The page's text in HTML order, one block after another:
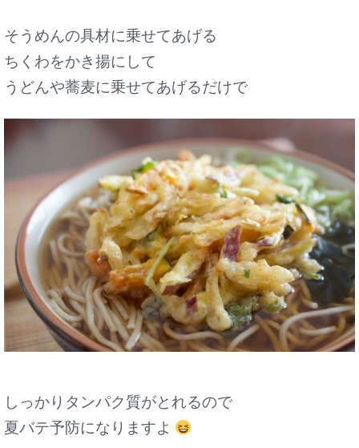
そうめんの具材に乗せてあげる
ちくわをかき揚にして
うどんや蕎麦に乗せてあげるだけで
しっかりタンパク質がとれるので
夏バテ予防になりますよ